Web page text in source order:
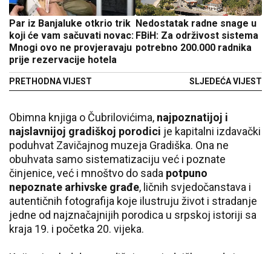
Par iz Banjaluke otkrio trik
koji će vam sačuvati novac:
Mnogi ovo ne provjeravaju
prije rezervacije hotela
PRETHODNA VIJEST
Nedostatak radne snage u
FBiH: Za održivost sistema
potrebno 200.000 radnika
SLJEDEĆA VIJEST
Obimna knjiga o Čubrilovićima, najpoznatijoj i
najslavnijoj gradiškoj porodici je kapitalni izdavački
poduhvat Zavičajnog muzeja Gradiška. Ona ne
obuhvata samo sistematizaciju već i poznate
činjenice, već i mnoštvo do sada potpuno
nepoznate arhivske građe, ličnih svjedočanstava i
autentičnih fotografija koje ilustruju život i stradanje
jedne od najznačajnijih porodica u srpskoj istoriji sa
kraja 19. i početka 20. vijeka.